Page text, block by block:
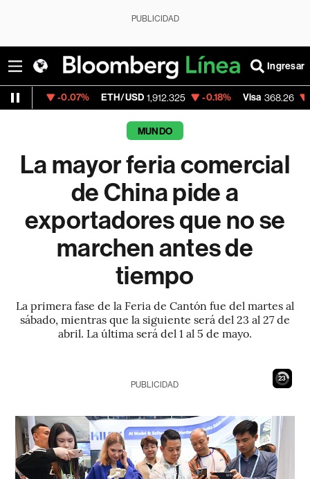
PUBLICIDAD
Ingresar
ETH/USD 1,912.325 -0.18% Visa 368.26 -0.08%
MUNDO
La mayor feria comercial
de China pide a
exportadores que no se
marchen antes de
tiempo
La primera fase de la Feria de Cantón fue del martes al
sábado, mientras que la siguiente será del 23 al 27 de
abril. La última será del 1 al 5 de mayo.
22
PUBLICIDAD